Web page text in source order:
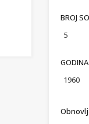
BROJ
5
1960